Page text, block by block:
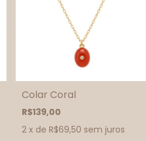
Colar Coral
R$139,00
2 x de R$69,50 sem juros